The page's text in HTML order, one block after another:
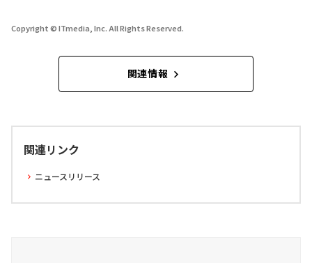
Copyright © ITmedia, Inc. All Rights Reserved.
関連情報
関連リンク
ニュースリリース